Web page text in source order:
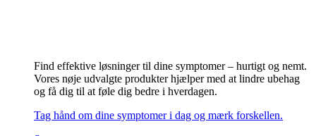
Find effektive løsninger til dine symptomer – hurtigt og nemt.
Vores nøje udvalgte produkter hjælper med at lindre ubehag
og få dig til at føle dig bedre i hverdagen.
Tag hånd om dine symptomer i dag og mærk forskellen.